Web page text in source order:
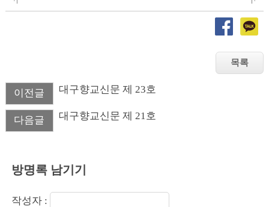
이전글 대구향교신문 제 23호
다음글 대구향교신문 제 21호
방명록 남기기
작성자 :